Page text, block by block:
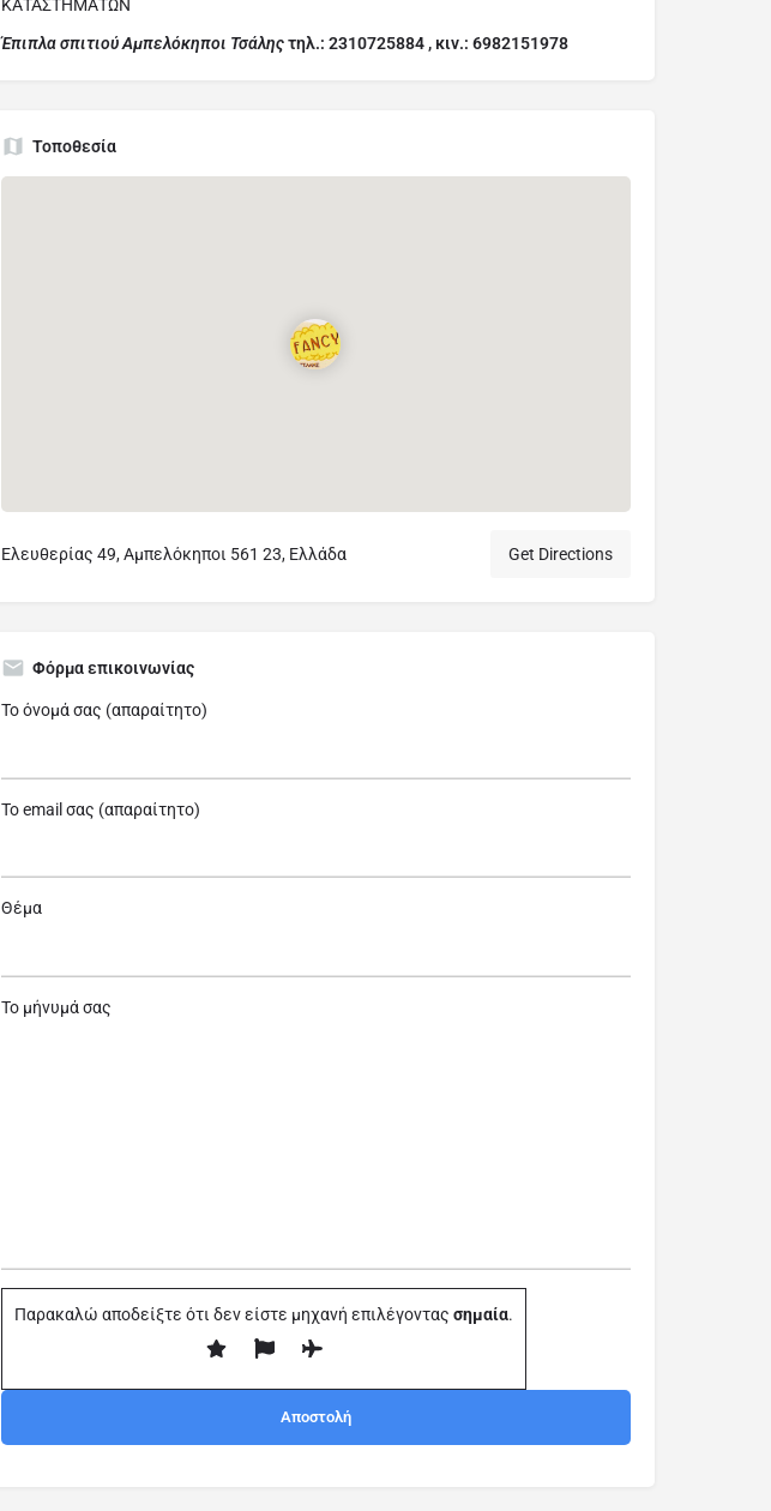
ΚΑΤΑΣΤΗΜΑΤΩΝ
Έπιπλα σπιτιού Αμπελόκηποι Τσάληςτηλ.: 2310725884 , κιν.: 6982151978
Τοποθεσία
Ελευθερίας 49, Αμπελόκηποι 561 23, Ελλάδα Get Directions
Φόρμα επικοινωνίας
Το όνομά σας (απαραίτητο)
Το email σας (απαραίτητο)
Θέμα
Το μήνυμά σας
Παρακαλώ αποδείξτε ότι δεν είστε μηχανή επιλέγοντας σημαία.